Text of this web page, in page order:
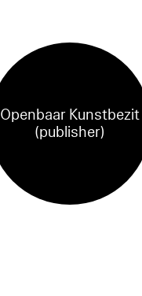
Openbaar Kunstbezit
(publisher)